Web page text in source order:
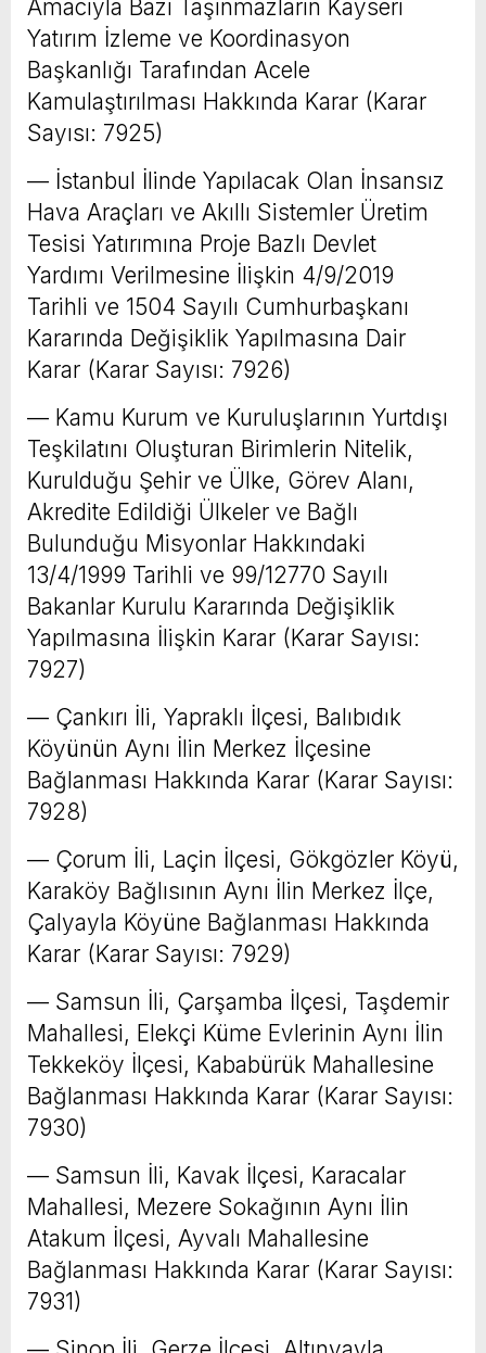
Amacıyla Bazı Taşınmazların Kayseri
Yatırım İzleme ve Koordinasyon
Başkanlığı Tarafından Acele
Kamulaştırılması Hakkında Karar (Karar
Sayısı: 7925)
–– İstanbul İlinde Yapılacak Olan İnsansız
Hava Araçları ve Akıllı Sistemler Üretim
Tesisi Yatırımına Proje Bazlı Devlet
Yardımı Verilmesine İlişkin 4/9/2019
Tarihli ve 1504 Sayılı Cumhurbaşkanı
Kararında Değişiklik Yapılmasına Dair
Karar (Karar Sayısı: 7926)
–– Kamu Kurum ve Kuruluşlarının Yurtdışı
Teşkilatını Oluşturan Birimlerin Nitelik,
Kurulduğu Şehir ve Ülke, Görev Alanı,
Akredite Edildiği Ülkeler ve Bağlı
Bulunduğu Misyonlar Hakkındaki
13/4/1999 Tarihli ve 99/12770 Sayılı
Bakanlar Kurulu Kararında Değişiklik
Yapılmasına İlişkin Karar (Karar Sayısı:
7927)
–– Çankırı İli, Yapraklı İlçesi, Balıbıdık
Köyünün Aynı İlin Merkez İlçesine
Bağlanması Hakkında Karar (Karar Sayısı:
7928)
–– Çorum İli, Laçin İlçesi, Gökgözler Köyü,
Karaköy Bağlısının Aynı İlin Merkez İlçe,
Çalyayla Köyüne Bağlanması Hakkında
Karar (Karar Sayısı: 7929)
–– Samsun İli, Çarşamba İlçesi, Taşdemir
Mahallesi, Elekçi Küme Evlerinin Aynı İlin
Tekkeköy İlçesi, Kababürük Mahallesine
Bağlanması Hakkında Karar (Karar Sayısı:
7930)
–– Samsun İli, Kavak İlçesi, Karacalar
Mahallesi, Mezere Sokağının Aynı İlin
Atakum İlçesi, Ayvalı Mahallesine
Bağlanması Hakkında Karar (Karar Sayısı:
7931)